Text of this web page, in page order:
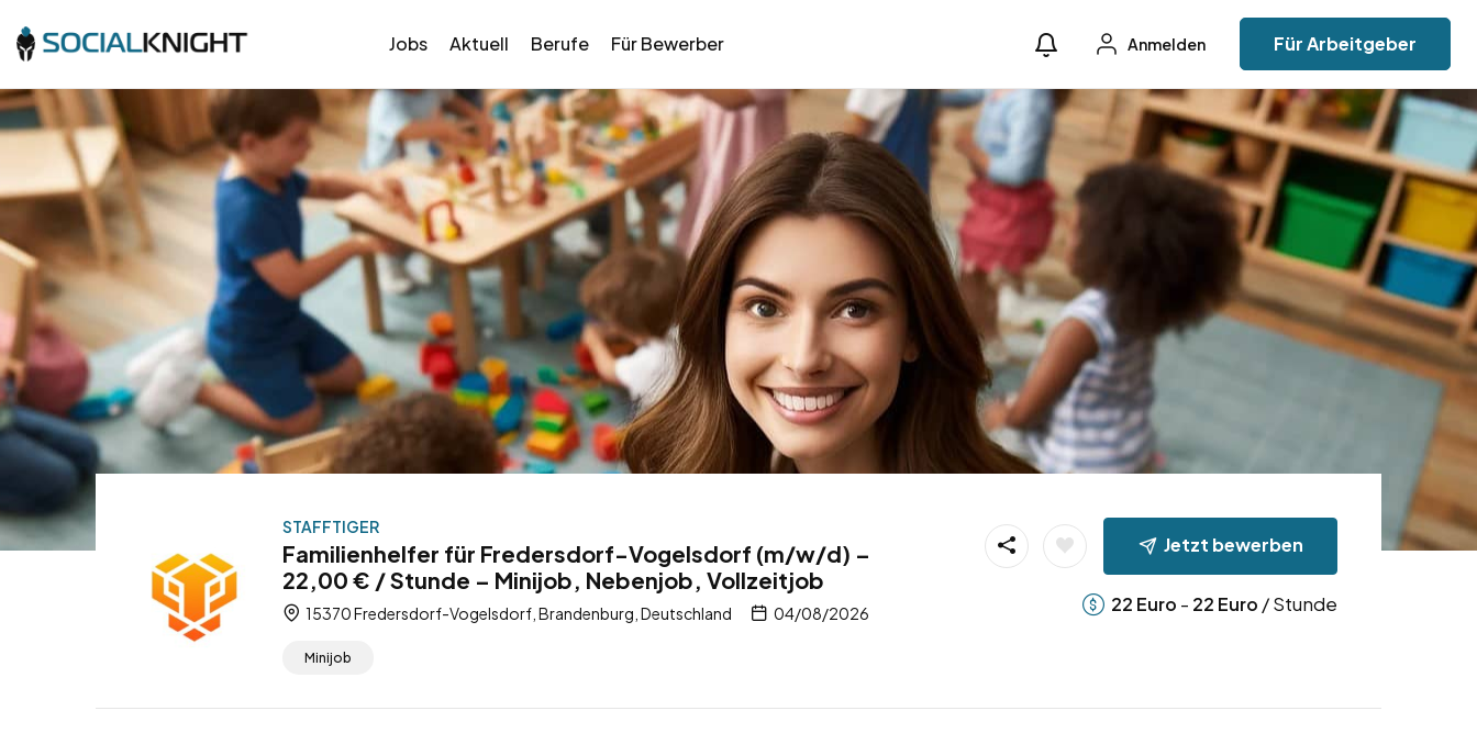
Jobs Aktuell Berufe Für Bewerber Anmelden Für Arbeitgeber
STAFFTIGER
Familienhelfer für Fredersdorf-Vogelsdorf (m/w/d) –
22,00 € / Stunde – Minijob, Nebenjob, Vollzeitjob
15370 Fredersdorf-Vogelsdorf, Brandenburg, Deutschland 04/08/2026
Minijob
Jetzt bewerben
22 Euro - 22 Euro / Stunde